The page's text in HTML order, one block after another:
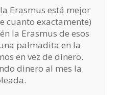
Erasmus está mejor
cuanto exactamente)
la Erasmus de esos
palmadita en la
en vez de dinero.
dinero al mes la